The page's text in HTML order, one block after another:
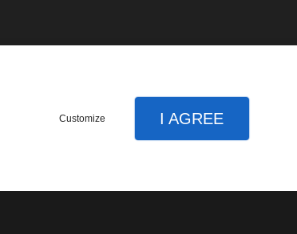
Customize I AGREE